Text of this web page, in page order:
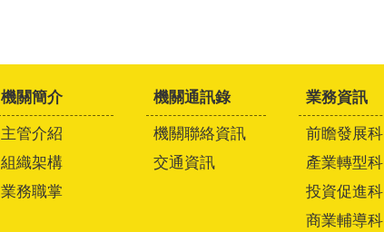
機關簡介
主管介紹
組織架構
業務職掌
機關通訊錄
機關聯絡資訊
交通資訊
業務資訊
前瞻發展科
產業轉型科
投資促進科
商業輔導科